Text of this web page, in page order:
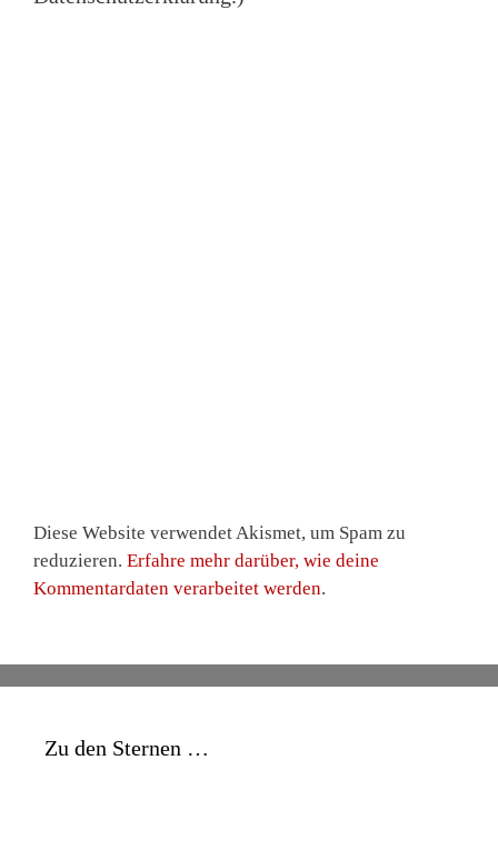
Diese Website verwendet Akismet, um Spam zu
reduzieren. Erfahre mehr darüber, wie deine
Kommentardaten verarbeitet werden.
Zu den Sternen …